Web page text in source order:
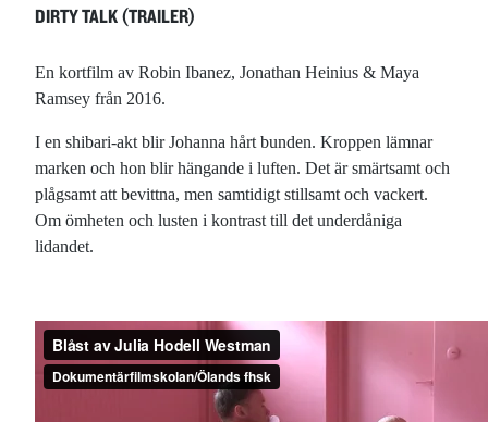
DIRTY TALK (TRAILER)
En kortfilm av Robin Ibanez, Jonathan Heinius & Maya
Ramsey från 2016.
I en shibari-akt blir Johanna hårt bunden. Kroppen lämnar
marken och hon blir hängande i luften. Det är smärtsamt och
plågsamt att bevittna, men samtidigt stillsamt och vackert.
Om ömheten och lusten i kontrast till det underdåniga
lidandet.